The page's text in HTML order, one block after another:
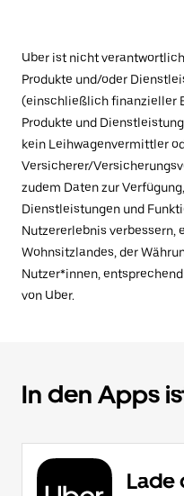
Uber ist nicht
Produkte und/oder
(einschließlich finanzieller
Produkte und
kein Leihwagenvermittler
Versicherer/
zudem Daten zur
Dienstleistungen und
Nutzererlebnis verbessern,
Wohnsitzlandes, der
Nutzer*innen,
von Uber.
In den Apps
Lade